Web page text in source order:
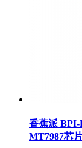
香蕉派
MT7987芯